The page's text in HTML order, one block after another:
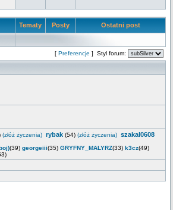
Tematy Posty Ostatni post
[ Preferencje ] Styl forum:
(złóż życzenia) rybak (54) (złóż życzenia) szakal0608
(39) georgeiii(35) GRYFNY_MALYRZ(33) k3cz(49)